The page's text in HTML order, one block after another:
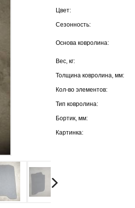
Цвет:
Сезонность:
Основа ковролина:
Вес, кг:
Толщина ковролина, мм:
Кол-во элементов:
Тип ковролина:
Бортик, мм:
Картинка: